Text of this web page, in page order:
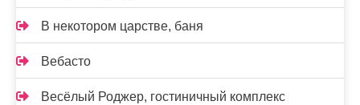
В некотором царстве, баня
Вебасто
Весёлый Роджер, гостиничный комплекс